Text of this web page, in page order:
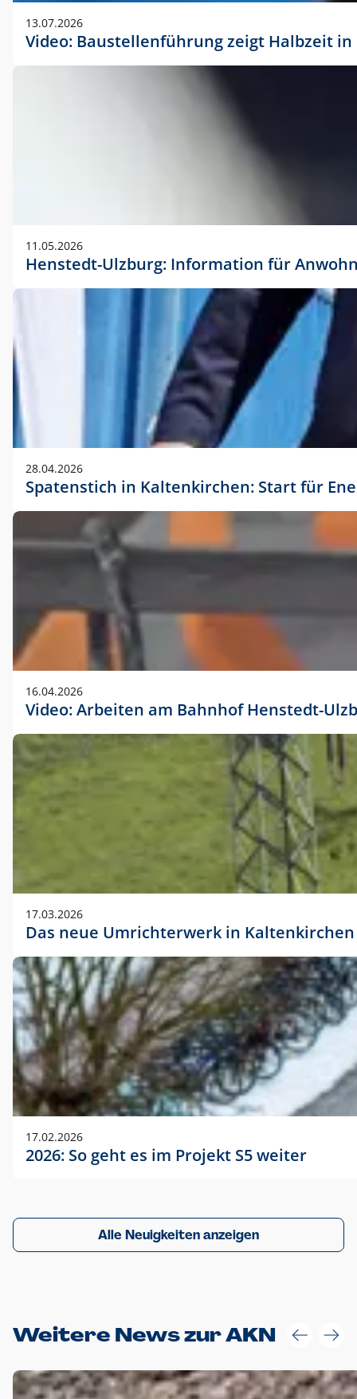
13.07.2026
Video: Baustellenführung zeigt Halbzeit
11.05.2026
Henstedt-Ulzburg: Information für
28.04.2026
Spatenstich in Kaltenkirchen: Start für
16.04.2026
Video: Arbeiten am Bahnhof Henstedt-
17.03.2026
Das neue Umrichterwerk in Kaltenkirchen
17.02.2026
2026: So geht es im Projekt S5 weiter
Alle Neuigkeiten anzeigen
Weitere News zur AKN